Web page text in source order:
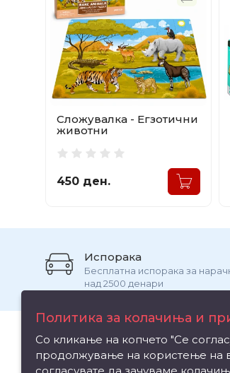
Сложувалка - Егзотични
животни
450 ден.
Испорака
Бесплатна испорака за
над 2500 денари
070/841-712
igrackibubamara@gmail.com
Политика за колачиња и
Со кликање на копчето "Се
продолжување на користење на